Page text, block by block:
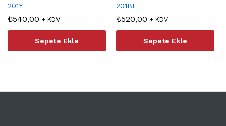
201Y
₺540,00 + KDV
Sepete Ekle
201BL
₺520,00 + KDV
Sepete Ekle